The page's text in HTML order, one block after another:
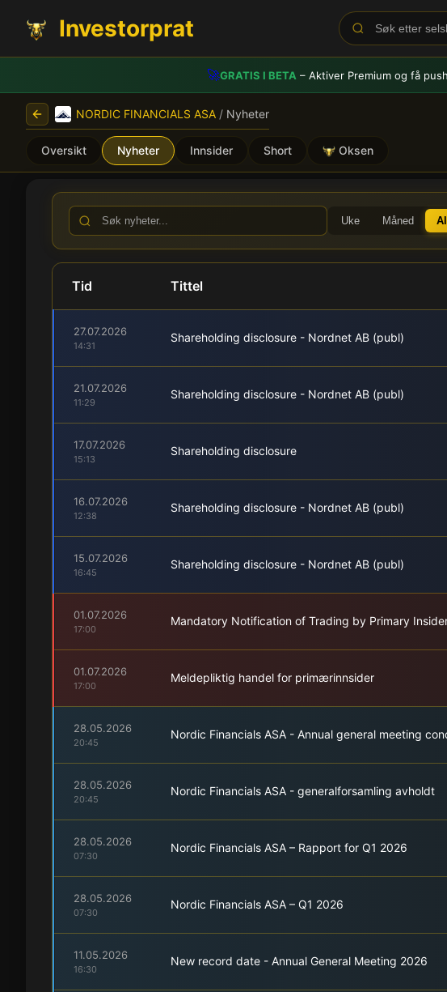
Investorprat
🚀GRATIS I BETA – Aktiver Premium og få
NORDIC FINANCIALS ASA / Nyheter
Oversikt Nyheter Innsider Short Oksen
NORDIC FINANCIALS ASA
Uke Måned
Tid Tittel
27.07.2026
14:31
Shareholding disclosure - Nordnet AB (publ)
21.07.2026
11:29
Shareholding disclosure - Nordnet AB (publ)
17.07.2026
15:13
Shareholding disclosure
16.07.2026
12:38
Shareholding disclosure - Nordnet AB (publ)
15.07.2026
16:45
Shareholding disclosure - Nordnet AB (publ)
01.07.2026
17:00
Mandatory Notification of Trading by Primary
01.07.2026
17:00
Meldepliktig handel for primærinnsider
28.05.2026
20:45
Nordic Financials ASA - Annual general meeting
28.05.2026
20:45
Nordic Financials ASA - generalforsamling avholdt
28.05.2026
07:30
Nordic Financials ASA – Rapport for Q1 2026
28.05.2026
07:30
Nordic Financials ASA – Q1 2026
11.05.2026
16:30
New record date - Annual General Meeting 2026